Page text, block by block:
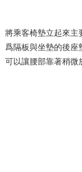
將乘客椅墊立起來主
爲隔板與坐墊的後
可以讓腰部靠著稍微